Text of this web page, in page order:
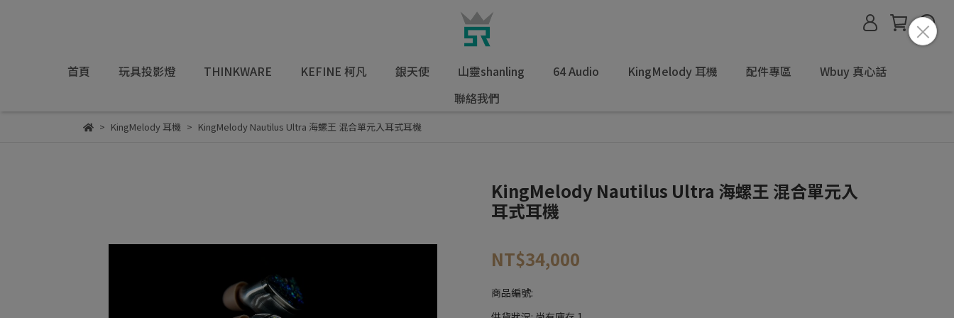
首頁 玩具投影燈 THINKWARE KEFINE 柯凡 銀天使 山靈shanling 64 Audio KingMelody 耳機 配件專區
Wbuy 真心話
聯絡我們
KingMelody 耳機 KingMelody Nautilus Ultra 海螺王 混合單元入耳式耳機
KingMelody Nautilus Ultra 海螺王 混合單元入
耳式耳機
NT$34,000
商品編號: